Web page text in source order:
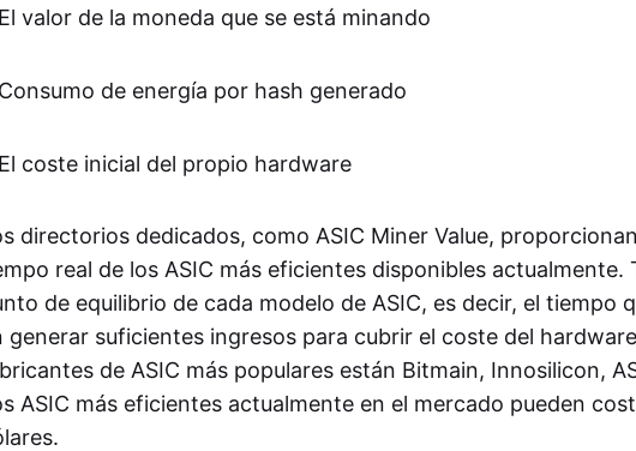
El valor de la moneda que se está minando
Consumo de energía por hash generado
El coste inicial del propio hardware
directorios dedicados, como ASIC Miner Value,
real de los ASIC más eficientes disponibles actualmente.
de equilibrio de cada modelo de ASIC, es decir, el tiempo
generar suficientes ingresos para cubrir el coste del
de ASIC más populares están Bitmain, Innosilicon,
ASIC más eficientes actualmente en el mercado pueden